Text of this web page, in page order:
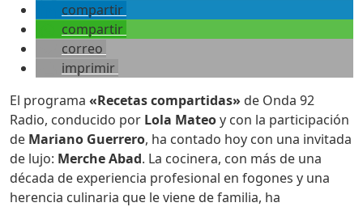
compartir
compartir
correo
imprimir
El programa «Recetas compartidas» de Onda 92
Radio, conducido por Lola Mateoy con la participación
de Mariano Guerrero, ha contado hoy con una invitada
de lujo: Merche Abad. La cocinera, con más de una
década de experiencia profesional en fogones y una
herencia culinaria que le viene de familia, ha